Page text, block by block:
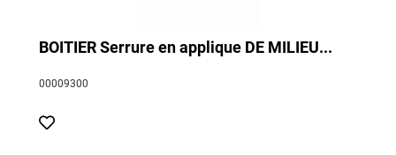
BOITIER Serrure en applique DE MILIEU...
00009300